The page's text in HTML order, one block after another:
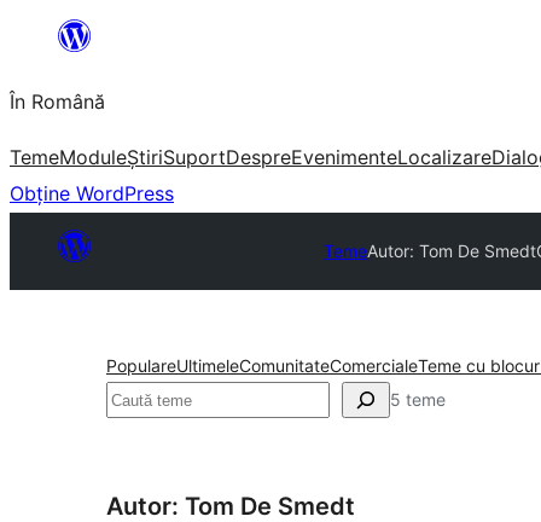
conținut
În Română
TemeModuleȘtiriSuportDespreEvenimenteLocalizare
Obține WordPress
TemeAutor: Tom De Smedt
PopulareUltimeleComunitateComercialeTeme cu
Caută 5 teme
Autor: Tom De Smedt